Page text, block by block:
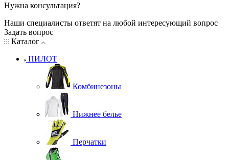
Нужна консультация?
Наши специалисты ответят на любой интересующий вопрос
Задать вопрос
Каталог
ПИЛОТ
Комбинезоны
Нижнее белье
Перчатки